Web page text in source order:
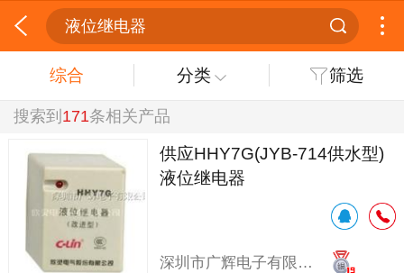
液位继电器
综合 分类 筛选
搜索到 171条相关产品
供应HHY7G(JYB-714供水型)
液位继电器
深圳市广辉电子有限公司